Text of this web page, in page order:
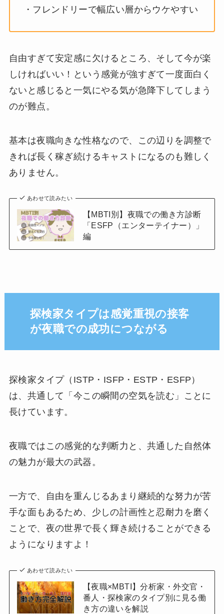
・フレンドリーで幅広い層からウケやすい
自由すぎて安定感に欠けるところ、そして今が楽
しければいい！という感覚が強すぎて一度面白く
ないと感じると一気にやる気が急降下してしまう
のが難点。
基本は夜職向きな性格なので、この辺りを調整で
きれば長く稼ぎ続けるキャストになるのも難しく
ありません。
あわせて読みたい
【MBTI別】夜職での働き方診断
「ESFP（エンターテイナー）」
編
探検家タイプは感覚重視の接客
が夜職での成功につながる
探検家タイプ（ISTP・ISFP・ESTP・ESFP）
は、共通して「今この瞬間の空気を読む」ことに
長けています。
夜職ではこの感覚的な判断力と、共通した自然体
の魅力が最大の武器。
一方で、自由を重んじるあまり継続的な努力が苦
手な面もあるため、少しの計画性と忍耐力を磨く
ことで、夜の世界で長く輝き続けることができる
ようになりますよ！
あわせて読みたい
【夜職×MBTI】分析家・外交官・
番人・探検家のタイプ別に見る働
き方の違いを解説